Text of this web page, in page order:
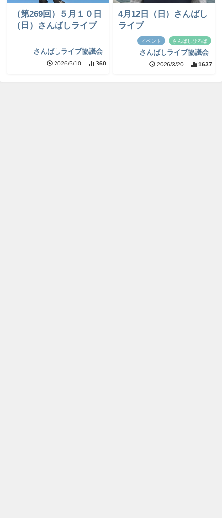
（第269回）５月１０日
（日）さんばしライブ
さんばしライブ協議会
2026/5/10 360
4月12日（日）さんばし
ライブ
イベント さんばしひろば
さんばしライブ協議会
2026/3/20 1627